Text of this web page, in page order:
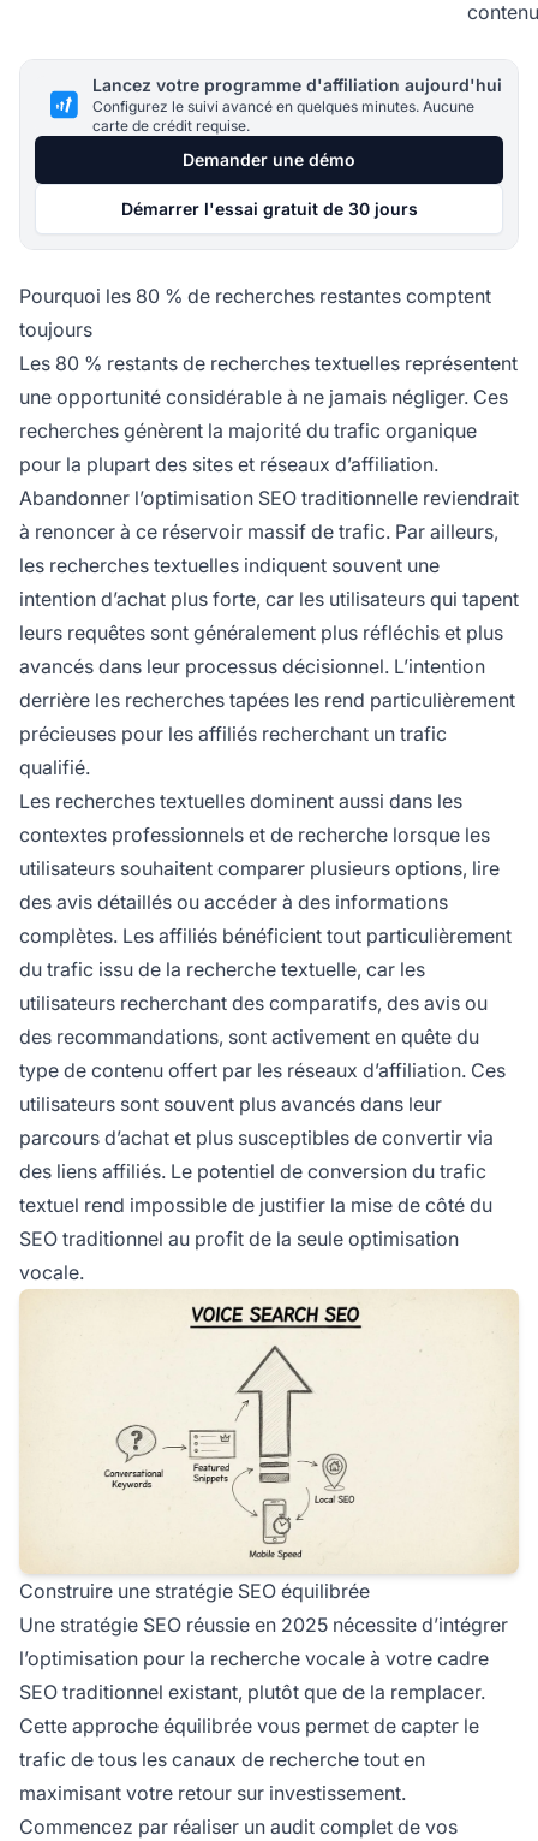
contenu
Lancez votre programme d'affiliation aujourd'hui
Configurez le suivi avancé en quelques minutes. Aucune
carte de crédit requise.
Demander une démo
Démarrer l'essai gratuit de 30 jours
Pourquoi les 80 % de recherches restantes comptent
toujours
Les 80 % restants de recherches textuelles représentent
une opportunité considérable à ne jamais négliger. Ces
recherches génèrent la majorité du trafic organique
pour la plupart des sites et réseaux d’affiliation.
Abandonner l’optimisation SEO traditionnelle reviendrait
à renoncer à ce réservoir massif de trafic. Par ailleurs,
les recherches textuelles indiquent souvent une
intention d’achat plus forte, car les utilisateurs qui tapent
leurs requêtes sont généralement plus réfléchis et plus
avancés dans leur processus décisionnel. L’intention
derrière les recherches tapées les rend particulièrement
précieuses pour les affiliés recherchant un trafic
qualifié.
Les recherches textuelles dominent aussi dans les
contextes professionnels et de recherche lorsque les
utilisateurs souhaitent comparer plusieurs options, lire
des avis détaillés ou accéder à des informations
complètes. Les affiliés bénéficient tout particulièrement
du trafic issu de la recherche textuelle, car les
utilisateurs recherchant des comparatifs, des avis ou
des recommandations, sont activement en quête du
type de contenu offert par les réseaux d’affiliation. Ces
utilisateurs sont souvent plus avancés dans leur
parcours d’achat et plus susceptibles de convertir via
des liens affiliés. Le potentiel de conversion du trafic
textuel rend impossible de justifier la mise de côté du
SEO traditionnel au profit de la seule optimisation
vocale.
Construire une stratégie SEO équilibrée
Une stratégie SEO réussie en 2025 nécessite d’intégrer
l’optimisation pour la recherche vocale à votre cadre
SEO traditionnel existant, plutôt que de la remplacer.
Cette approche équilibrée vous permet de capter le
trafic de tous les canaux de recherche tout en
maximisant votre retour sur investissement.
Commencez par réaliser un audit complet de vos